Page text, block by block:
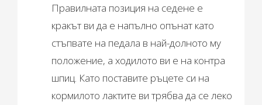
Правилната позиция на седене е
кракът ви да е напълно опънат като
стъпвате на педала в най-долното му
положение, а ходилото ви е на контра
шпиц. Като поставите ръцете си на
кормилото лактите ви трябва да се леко